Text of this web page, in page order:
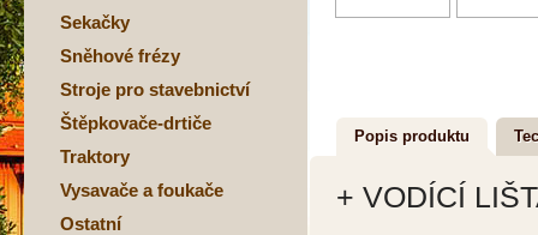
Sekačky
Sněhové frézy
Stroje pro stavebnictví
Štěpkovače-drtiče
Traktory
Vysavače a foukače
Ostatní
Popis produktu
+ VODÍCÍ